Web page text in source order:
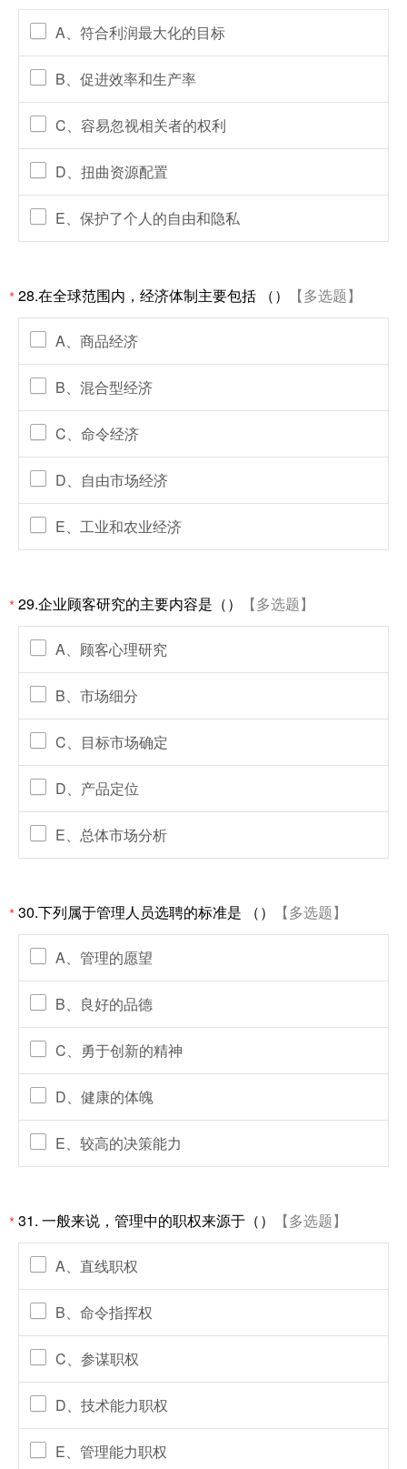
A、符合利润最大化的目标
B、促进效率和生产率
C、容易忽视相关者的权利
D、扭曲资源配置
E、保护了个人的自由和隐私
*28.在全球范围内，经济体制主要包括 （） 【多选题】
A、商品经济
B、混合型经济
C、命令经济
D、自由市场经济
E、工业和农业经济
*29.企业顾客研究的主要内容是（） 【多选题】
A、顾客心理研究
B、市场细分
C、目标市场确定
D、产品定位
E、总体市场分析
*30.下列属于管理人员选聘的标准是 （） 【多选题】
A、管理的愿望
B、良好的品德
C、勇于创新的精神
D、健康的体魄
E、较高的决策能力
*31. 一般来说，管理中的职权来源于（） 【多选题】
A、直线职权
B、命令指挥权
C、参谋职权
D、技术能力职权
E、管理能力职权